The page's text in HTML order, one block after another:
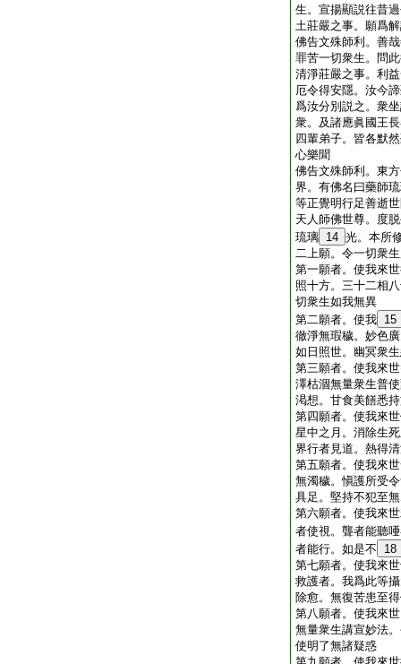
生。宣揚顯説往昔
土莊嚴之事。願爲
佛告文殊師利。善
罪苦一切衆生。問
清淨莊嚴之事。利
厄令得安隱。汝今
爲汝分別説之。衆
衆。及諸應眞國王
四輩弟子。皆各默
心樂聞
佛告文殊師利。東
界。有佛名曰藥師
等正覺明行足善逝
天人師佛世尊。度
琉璃 14 光。本所
二上願。令一切衆
第一願者。使我來
照十方。三十二相
切衆生如我無異
第二願者。使我 15
徹淨無瑕穢。妙色
如日照世。幽冥衆
第三願者。使我來
澤枯涸無量衆生普
渇想。甘食美饍悉
第四願者。使我來
星中之月。消除生
界行者見道。熱得
第五願者。使我來
無濁穢。愼護所受
具足。堅持不犯至
第六願者。使我來
者使視。聾者能聽
者能行。如是不
18
第七願者。使我來
救護者。我爲此等
除愈。無復苦患至
第八願者。使我來
無量衆生講宣妙法
使明了無諸疑惑